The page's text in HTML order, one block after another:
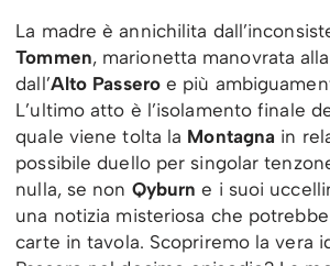
La madre è annichilita
Tommen, marionetta manovrata
dall’Alto Passeroe più
L’ultimo atto è l’isolamento finale
quale viene tolta la Montagna in
possibile duello per singolar
nulla, se non Qyburn e i suoi
una notizia misteriosa che
carte in tavola. Scopriremo la vera